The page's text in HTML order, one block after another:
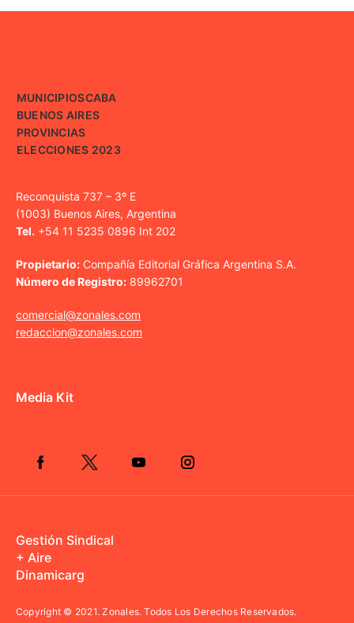
MUNICIPIOSCABA
BUENOS AIRES
PROVINCIAS
ELECCIONES 2023
Reconquista 737 – 3º E
(1003) Buenos Aires, Argentina
Tel. +54 11 5235 0896 Int 202
Propietario: Compañía Editorial Gráfica Argentina S.A.
Número de Registro: 89962701
comercial@zonales.com
redaccion@zonales.com
Media Kit
Gestión Sindical
+ Aire
Dinamicarg
Copyright © 2021.Zonales. Todos Los Derechos Reservados.